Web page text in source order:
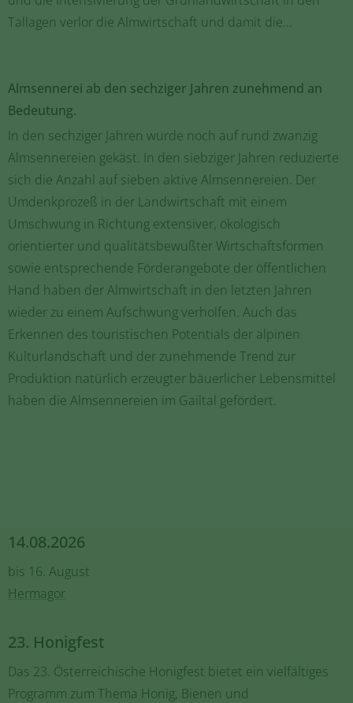
Tallagen verlor die Almwirtschaft und damit die...
Almsennerei ab den sechziger Jahren zunehmend an
Bedeutung.
In den sechziger Jahren wurde noch auf rund zwanzig
Almsennereien gekäst. In den siebziger Jahren reduzierte
sich die Anzahl auf sieben aktive Almsennereien. Der
Umdenkprozeß in der Landwirtschaft mit einem
Umschwung in Richtung extensiver, ökologisch
orientierter und qualitätsbewußter Wirtschaftsformen
sowie entsprechende Förderangebote der öffentlichen
Hand haben der Almwirtschaft in den letzten Jahren
wieder zu einem Aufschwung verholfen. Auch das
Erkennen des touristischen Potentials der alpinen
Kulturlandschaft und der zunehmende Trend zur
Produktion natürlich erzeugter bäuerlicher Lebensmittel
haben die Almsennereien im Gailtal gefördert.
14.08.2026
bis 16. August
Hermagor
23. Honigfest
Das 23. Österreichische Honigfest bietet ein vielfältiges
Programm zum Thema Honig, Bienen und